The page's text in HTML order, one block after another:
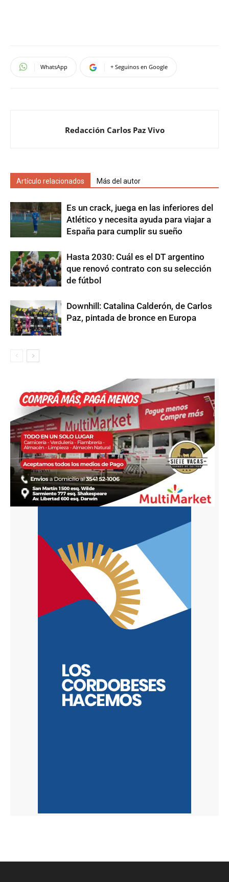
WhatsApp + Seguinos en Google
Redacción Carlos Paz Vivo
Artículo relacionados Más del autor
Es un crack, juega en las inferiores del
Atlético y necesita ayuda para viajar a
España para cumplir su sueño
Hasta 2030: Cuál es el DT argentino
que renovó contrato con su selección
de fútbol
Downhill: Catalina Calderón, de Carlos
Paz, pintada de bronce en Europa